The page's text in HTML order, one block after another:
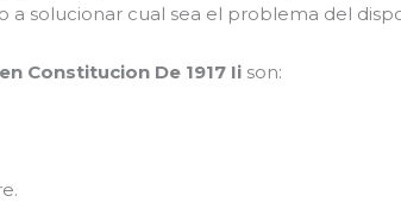
solucionar cual sea el problema del
en Constitucion De 1917 Ii son:
.